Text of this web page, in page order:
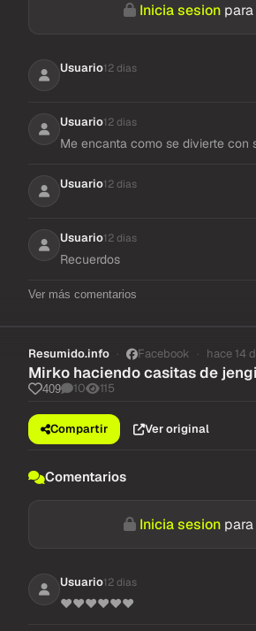
Inicia sesion
Usuario12 dias
Usuario12 dias
Me encanta como se divierte con
Usuario12 dias
Usuario12 dias
Recuerdos
Ver más comentarios
Resumido.info Facebook hace 14
Mirko haciendo casitas de
409 10 115
Compartir Ver original
Comentarios
Inicia sesion
Usuario12 dias
❤❤❤❤❤❤